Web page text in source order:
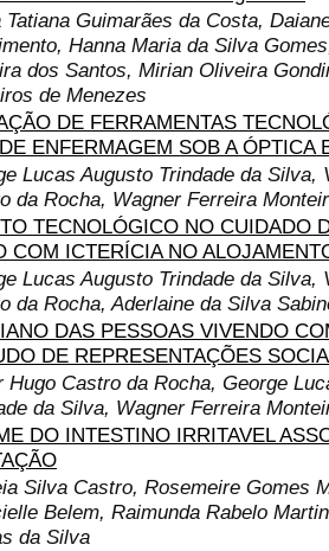
Tatiana Guimarães da Costa,
Hanna Maria da Silva
dos Santos, Mirian Oliveira
de Menezes
DE FERRAMENTAS
ENFERMAGEM SOB A ÓPTICA
Lucas Augusto Trindade da Silva,
da Rocha, Wagner Ferreira
TECNOLÓGICO NO CUIDADO
COM ICTERÍCIA NO
Lucas Augusto Trindade da Silva,
da Rocha, Aderlaine da Silva
DAS PESSOAS VIVENDO
DE REPRESENTAÇÕES
Hugo Castro da Rocha, George
da Silva, Wagner Ferreira
DO INTESTINO IRRITAVEL
Silva Castro, Rosemeire Gomes
Belem, Raimunda Rabelo
da Silva